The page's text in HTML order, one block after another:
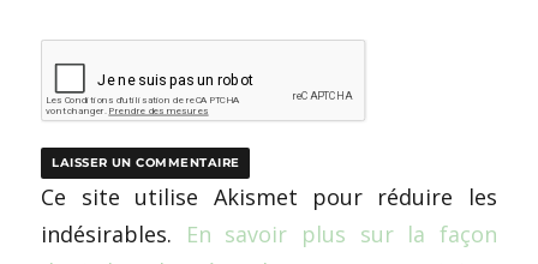
Ce site utilise Akismet pour réduire les
indésirables. En savoir plus sur la façon